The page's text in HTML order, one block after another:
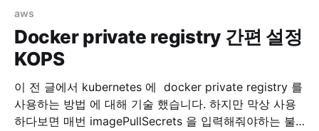
https://raw.githubusercontent.com/fluent/fluent-bit-
kubernetes-logging/master/fluent-bit-service-
account.yaml $ kubectl create -f
aws
Docker private registry 간편 설정
KOPS
이 전 글에서 kubernetes 에 docker private registry 를
사용하는 방법 에 대해 기술 했습니다. 하지만 막상 사용
하다보면 매번 imagePullSecrets 을 입력해줘야하는 불